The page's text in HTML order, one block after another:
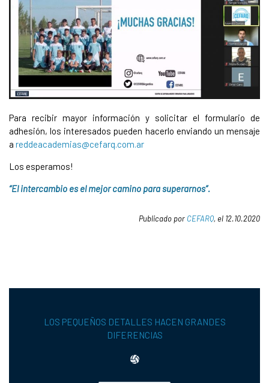
Para recibir mayor información y solicitar el formulario de
adhesión, los interesados pueden hacerlo enviando un mensaje
a reddeacademias@cefarq.com.ar
Los esperamos!
“El intercambio es el mejor camino para superarnos”.
Publicado por CEFARQ, el 12.10.2020
LOS PEQUEÑOS DETALLES HACEN GRANDES
DIFERENCIAS